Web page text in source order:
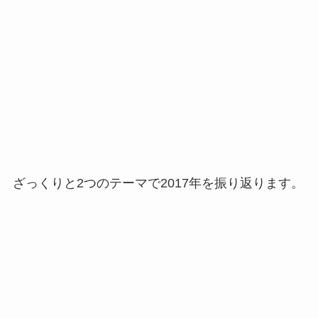
ざっくりと2つのテーマで2017年を振り返ります。